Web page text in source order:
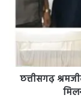
बालोद
के
द्वारा
दीपावली
मिलन
छत्तीसगढ़